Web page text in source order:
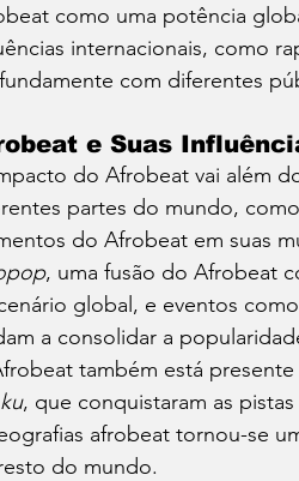
como uma potência
internacionais, como
com diferentes
e Suas
do Afrobeat vai além
partes do mundo,
do Afrobeat em suas
, uma fusão do Afrobeat
global, e eventos
a consolidar a
também está
, que conquistaram as
afrobeat tornou-se
do mundo.